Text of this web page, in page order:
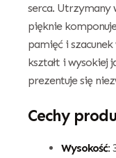
serca. Utrzymany
pięknie
pamięć i
kształt i wysokiej
prezentuje się
Cechy
Wysokość: